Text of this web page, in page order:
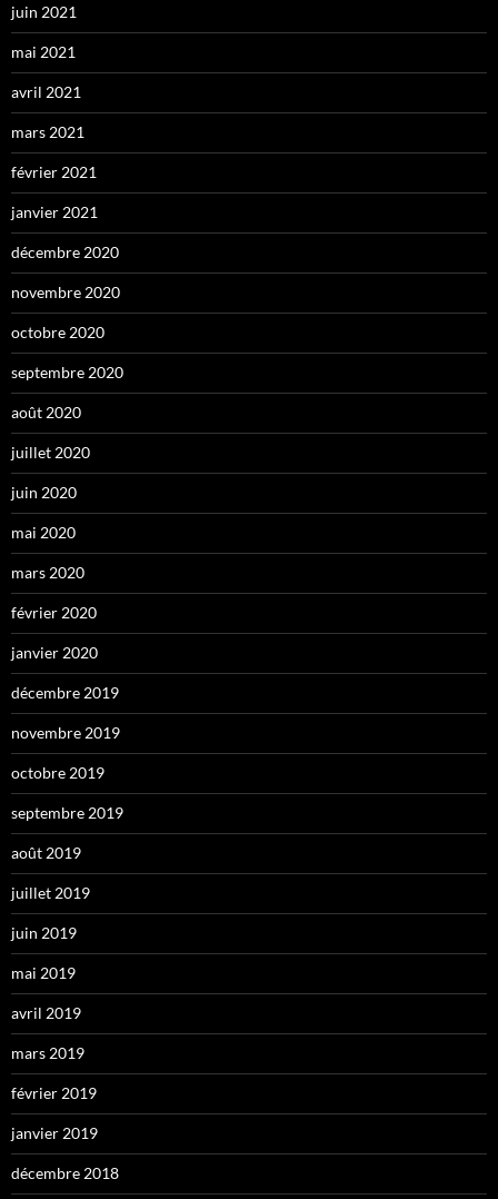
juin 2021
mai 2021
avril 2021
mars 2021
février 2021
janvier 2021
décembre 2020
novembre 2020
octobre 2020
septembre 2020
août 2020
juillet 2020
juin 2020
mai 2020
mars 2020
février 2020
janvier 2020
décembre 2019
novembre 2019
octobre 2019
septembre 2019
août 2019
juillet 2019
juin 2019
mai 2019
avril 2019
mars 2019
février 2019
janvier 2019
décembre 2018